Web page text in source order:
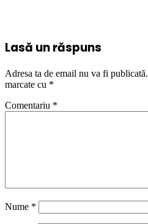
Lasă un răspuns
Adresa ta de email nu va fi publicată.
marcate cu *
Comentariu *
Nume *